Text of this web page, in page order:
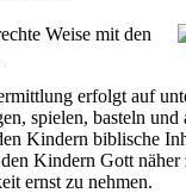
Weise mit den
erfolgt auf
spielen, basteln und
Kindern biblische
Kindern Gott näher
ernst zu nehmen.